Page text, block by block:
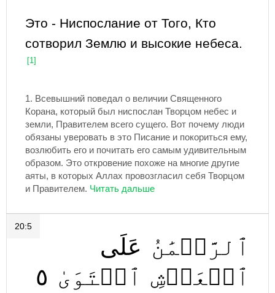
Это - Ниспослание от Того, Кто
сотворил Землю и высокие небеса.
[1]
1. Всевышний поведал о величии Священного
Корана, который был ниспослан Творцом небес и
земли, Правителем всего сущего. Вот почему люди
обязаны уверовать в это Писание и покориться ему,
возлюбить его и почитать его самым удивительным
образом. Это откровение похоже на многие другие
аяты, в которых Аллах провозгласил себя Творцом
и Правителем.
20:5
ٱلرَّحۡمَٰنُ عَلَى
ٱلۡعَرۡشِ ٱسۡتَوَىٰ ٥